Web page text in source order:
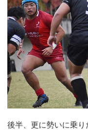
後半、更に勢いに乗り